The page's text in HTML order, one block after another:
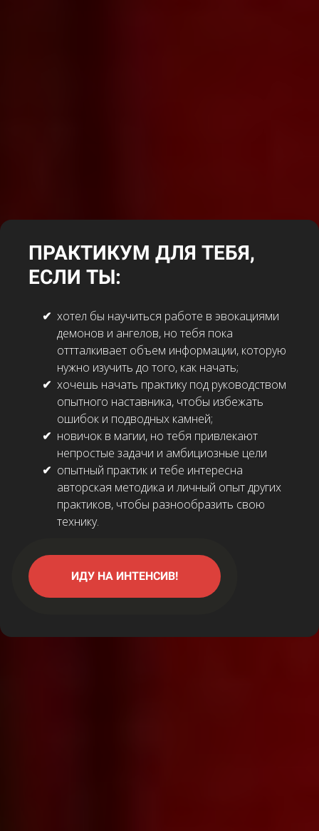
ПРАКТИКУМ ДЛЯ ТЕБЯ,
ЕСЛИ ТЫ:
хотел бы научиться работе в эвокациями
демонов и ангелов, но тебя пока
оттталкивает объем информации, которую
нужно изучить до того, как начать;
хочешь начать практику под руководством
опытного наставника, чтобы избежать
ошибок и подводных камней;
новичок в магии, но тебя привлекают
непростые задачи и амбициозные цели
опытный практик и тебе интересна
авторская методика и личный опыт других
практиков, чтобы разнообразить свою
технику.
ИДУ НА ИНТЕНСИВ!